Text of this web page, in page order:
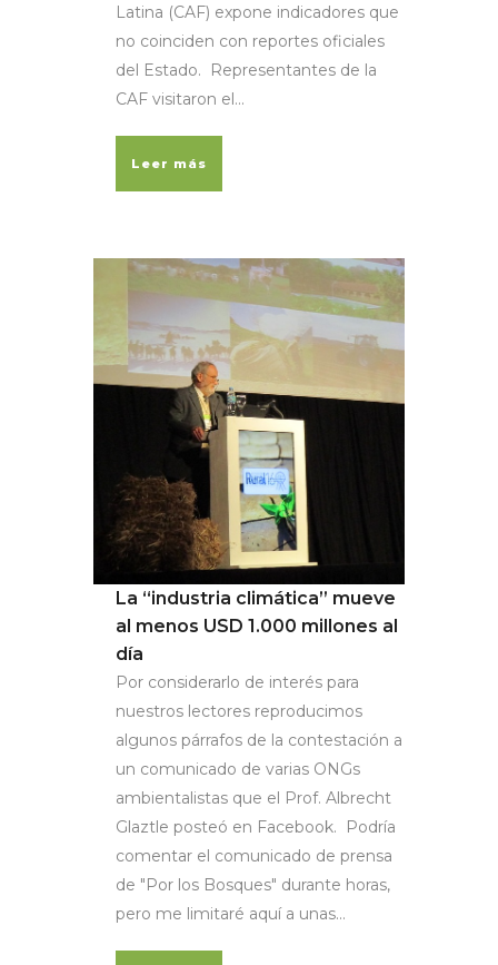
Latina (CAF) expone indicadores que
no coinciden con reportes oficiales
del Estado. Representantes de la
CAF visitaron el...
Leer más
La “industria climática” mueve
al menos USD 1.000 millones al
día
Por considerarlo de interés para
nuestros lectores reproducimos
algunos párrafos de la contestación a
un comunicado de varias ONGs
ambientalistas que el Prof. Albrecht
Glaztle posteó en Facebook. Podría
comentar el comunicado de prensa
de "Por los Bosques" durante horas,
pero me limitaré aquí a unas...